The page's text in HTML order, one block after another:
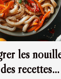
les
recettes